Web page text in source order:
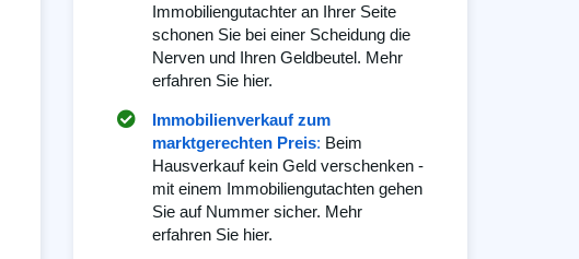
Immobiliengutachter an Ihrer Seite
schonen Sie bei einer Scheidung die
Nerven und Ihren Geldbeutel. Mehr
erfahren Sie hier.
Immobilienverkauf zum
marktgerechten Preis: Beim
Hausverkauf kein Geld verschenken -
mit einem Immobiliengutachten gehen
Sie auf Nummer sicher. Mehr
erfahren Sie hier.